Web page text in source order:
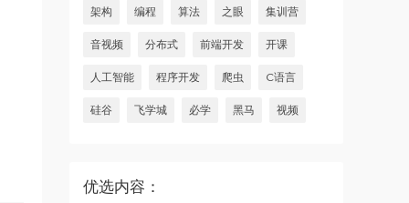
架构 编程 算法 之眼 集训营
音视频 分布式 前端开发 开课
人工智能 程序开发 爬虫 C语言
硅谷 飞学城 必学 黑马 视频
优选内容：